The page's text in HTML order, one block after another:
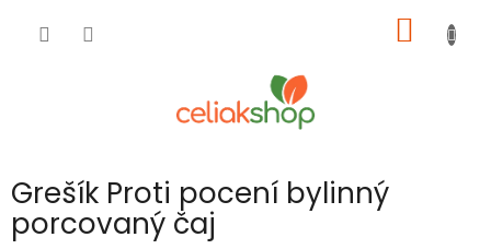
KOŠÍK
Grešík Proti pocení bylinný
porcovaný čaj